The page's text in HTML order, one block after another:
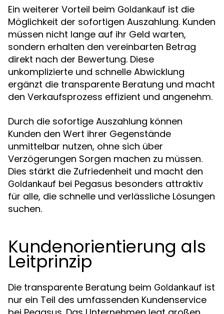
Ein weiterer Vorteil beim Goldankauf ist die
Möglichkeit der sofortigen Auszahlung. Kunden
müssen nicht lange auf ihr Geld warten,
sondern erhalten den vereinbarten Betrag
direkt nach der Bewertung. Diese
unkomplizierte und schnelle Abwicklung
ergänzt die transparente Beratung und macht
den Verkaufsprozess effizient und angenehm.
Durch die sofortige Auszahlung können
Kunden den Wert ihrer Gegenstände
unmittelbar nutzen, ohne sich über
Verzögerungen Sorgen machen zu müssen.
Dies stärkt die Zufriedenheit und macht den
Goldankauf bei Pegasus besonders attraktiv
für alle, die schnelle und verlässliche Lösungen
suchen.
Kundenorientierung als
Leitprinzip
Die transparente Beratung beim Goldankauf ist
nur ein Teil des umfassenden Kundenservice